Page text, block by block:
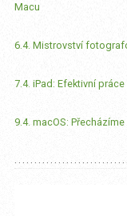
Macu
6.4. Mistrovství
7.4. iPad: Efektivní
9.4. macOS: